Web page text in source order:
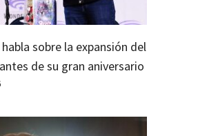
sobre la expansión del
de su gran aniversario